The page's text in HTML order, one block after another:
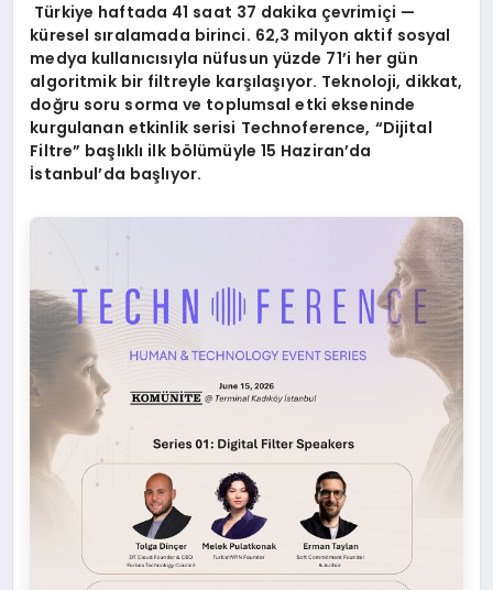
Türkiye haftada 41 saat 37 dakika çevrimiçi —
küresel sıralamada birinci. 62,3 milyon aktif sosyal
medya kullanıcısıyla nüfusun yüzde 71’i her gün
algoritmik bir filtreyle karşılaşıyor. Teknoloji, dikkat,
doğru soru sorma ve toplumsal etki ekseninde
kurgulanan etkinlik serisi Technoference, “Dijital
Filtre” başlıklı ilk bölümüyle 15 Haziran’da
İstanbul’da başlıyor.